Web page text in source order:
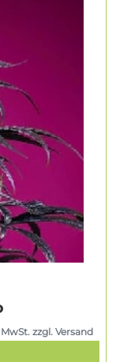
zzgl. Versand